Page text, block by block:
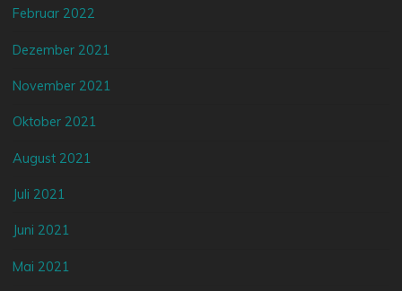
Februar 2022
Dezember 2021
November 2021
Oktober 2021
August 2021
Juli 2021
Juni 2021
Mai 2021